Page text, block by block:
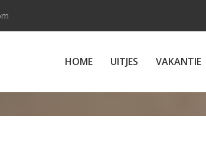
HOME UITJES VAKANTIE